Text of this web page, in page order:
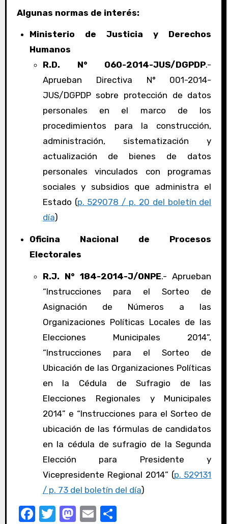
Algunas normas de interés:
Ministerio de Justicia y Derechos
Humanos
R.D. N° 060-2014-JUS/DGPDP.-
Aprueban Directiva N° 001-2014-
JUS/DGPDP sobre protección de datos
personales en el marco de los
procedimientos para la construcción,
administración, sistematización y
actualización de bienes de datos
personales vinculados con programas
sociales y subsidios que administra el
Estado (p. 529078 / p. 20 del boletín del
día)
Oficina Nacional de Procesos
Electorales
R.J. N° 184-2014-J/ONPE.- Aprueban
“Instrucciones para el Sorteo de
Asignación de Números a las
Organizaciones Políticas Locales de las
Elecciones Municipales 2014”,
“Instrucciones para el Sorteo de
Ubicación de las Organizaciones Políticas
en la Cédula de Sufragio de las
Elecciones Regionales y Municipales
2014” e “Instrucciones para el Sorteo de
ubicación de las fórmulas de candidatos
en la cédula de sufragio de la Segunda
Elección para Presidente y
Vicepresidente Regional 2014” (p. 529131
/ p. 73 del boletín del día)
F T M E C